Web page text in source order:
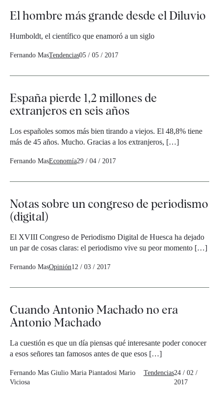
El hombre más grande desde el Diluvio
Humboldt, el científico que enamoró a un siglo
Fernando MasTendencias05 / 05 / 2017
España pierde 1,2 millones de
extranjeros en seis años
Los españoles somos más bien tirando a viejos. El 48,8% tiene
más de 45 años. Mucho. Gracias a los extranjeros, […]
Fernando MasEconomía29 / 04 / 2017
Notas sobre un congreso de periodismo
(digital)
El XVIII Congreso de Periodismo Digital de Huesca ha dejado
un par de cosas claras: el periodismo vive su peor momento […]
Fernando MasOpinión12 / 03 / 2017
Cuando Antonio Machado no era
Antonio Machado
La cuestión es que un día piensas qué interesante poder conocer
a esos señores tan famosos antes de que esos […]
Fernando Mas Giulio Maria Piantadosi Mario
Viciosa
Tendencias24 / 02 /
2017